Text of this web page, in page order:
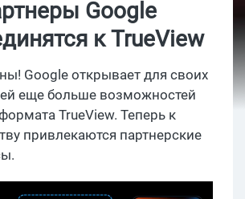
Google
к TrueView
Google открывает для своих
еще больше возможностей
TrueView. Теперь к
привлекаются партнерские